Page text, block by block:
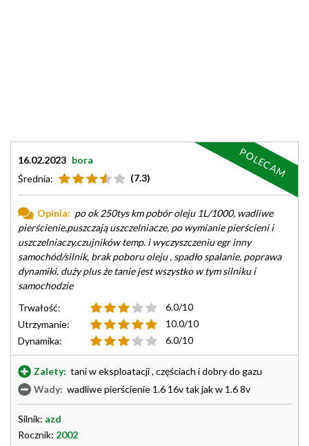
16.02.2023 bora
Średnia:
(7.3)
Opinia: po ok 250tys km pobór oleju 1L/1000, wadliwe
pierścienie,puszczają uszczelniacze, po wymianie pierścieni i
uszczelniaczy,czujników temp. i wyczyszczeniu egr inny
samochód/silnik, brak poboru oleju , spadło spalanie, poprawa
dynamiki, duży plus że tanie jest wszystko w tym silniku i
samochodzie
Trwałość:
6.0/10
Utrzymanie:
10.0/10
Dynamika:
6.0/10
Zalety: tani w eksploatacji , częściach i dobry do gazu
Wady: wadliwe pierścienie 1.6 16v tak jak w 1.6 8v
Silnik: azd
Rocznik: 2002
POLECAM